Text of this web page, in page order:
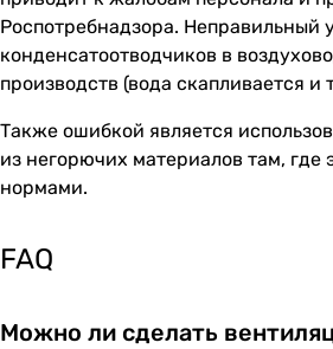
Роспотребнадзора. Неправильный
конденсатоотводчиков в
производств (вода скапливается и
Также ошибкой является
из негорючих материалов там, где
нормами.
FAQ
Можно ли сделать